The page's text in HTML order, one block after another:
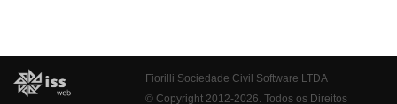
Fiorilli Sociedade Civil Software LTDA
© Copyright 2012-2026. Todos os Direitos